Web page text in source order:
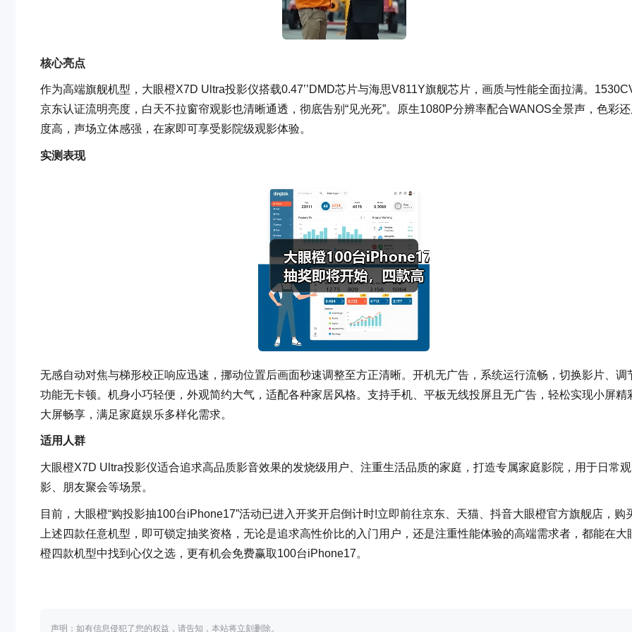
核心亮点
作为高端旗舰机型，大眼橙X7D Ultra投影仪搭载0.47’’DMD芯片与海思V811Y旗舰芯片，画质与性能全面拉满。
京东认证流明亮度，白天不拉窗帘观影也清晰通透，彻底告别“见光死”。原生1080P分辨率配合WANOS全景声，色彩
度高，声场立体感强，在家即可享受影院级观影体验。
实测表现
无感自动对焦与梯形校正响应迅速，挪动位置后画面秒速调整至方正清晰。开机无广告，系统运行流畅，切换影片、调
功能无卡顿。机身小巧轻便，外观简约大气，适配各种家居风格。支持手机、平板无线投屏且无广告，轻松实现小屏精
大屏畅享，满足家庭娱乐多样化需求。
适用人群
大眼橙X7D Ultra投影仪适合追求高品质影音效果的发烧级用户、注重生活品质的家庭，打造专属家庭影院，用于日常观
影、朋友聚会等场景。
目前，大眼橙“购投影抽100台iPhone17”活动已进入开奖开启倒计时!立即前往京东、天猫、抖音大眼橙官方旗舰店，购
上述四款任意机型，即可锁定抽奖资格，无论是追求高性价比的入门用户，还是注重性能体验的高端需求者，都能在大
橙四款机型中找到心仪之选，更有机会免费赢取100台iPhone17。
声明：如有信息侵犯了您的权益，请告知，本站将立刻删除。